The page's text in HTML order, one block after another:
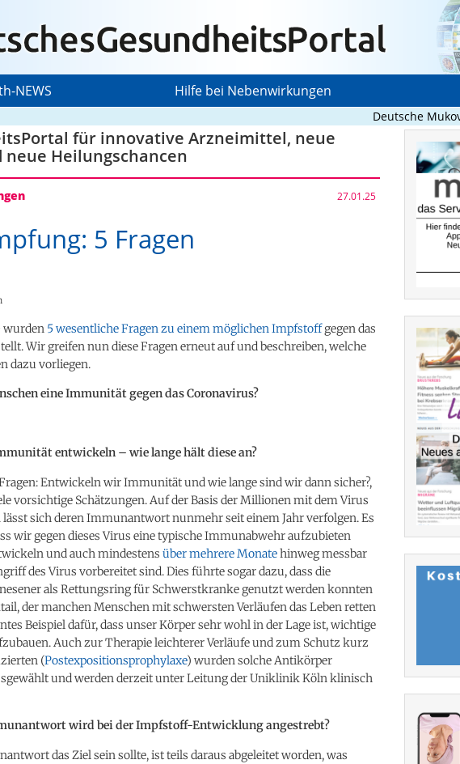
NEWS Hilfe bei Nebenwirkungen
Deutsche
für innovative Arzneimittel, neue
Heilungschancen
27.01.25
5 Fragen
wurden 5 wesentliche Fragen zu einem möglichen Impfstoffgegen das
Wir greifen nun diese Fragen erneut auf und beschreiben, welche
dazu vorliegen.
eine Immunität gegen das Coronavirus?
entwickeln – wie lange hält diese an?
Entwickeln wir Immunität und wie lange sind wir dann sicher?,
vorsichtige Schätzungen. Auf der Basis der Millionen mit dem Virus
sich deren Immunantwort nunmehr seit einem Jahr verfolgen. Es
wir gegen dieses Virus eine typische Immunabwehr aufzubieten
und auch mindestens über mehrere Monatehinweg messbar
des Virus vorbereitet sind. Dies führte sogar dazu, dass die
als Rettungsring für Schwerstkranke genutzt werden konnten
der manchen Menschen mit schwersten Verläufen das Leben retten
Beispiel dafür, dass unser Körper sehr wohl in der Lage ist, wichtige
Auch zur Therapie leichterer Verläufe und zum Schutz kurz
(Postexpositionsprophylaxe) wurden solche Antikörper
und werden derzeit unter Leitung der Uniklinik Köln klinisch
wird bei der Impfstoff-Entwicklung angestrebt?
das Ziel sein sollte, ist teils daraus abgeleitet worden, was